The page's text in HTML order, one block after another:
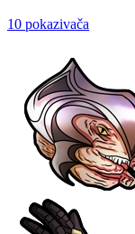
10 pokazivača